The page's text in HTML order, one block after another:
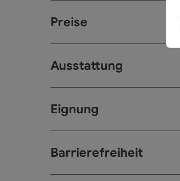
Preise
Ausstattung
Eignung
Barrierefreiheit